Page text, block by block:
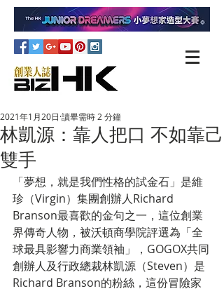
林凱源：靠人把口 不如靠己
雙手
2021年1月20日 讀畢需時 2 分鐘
「夢想，就是我們性格的試金石」是維
珍（Virgin）集團創辦人Richard
Branson最喜歡的金句之一，這位創業
界傳奇人物，被沃頓商學院評選為「全
球最具影響力商業領袖」，GOGOX共同
創辦人及行政總裁林凱源（Steven）是
Richard Branson的粉絲，這份冒險家